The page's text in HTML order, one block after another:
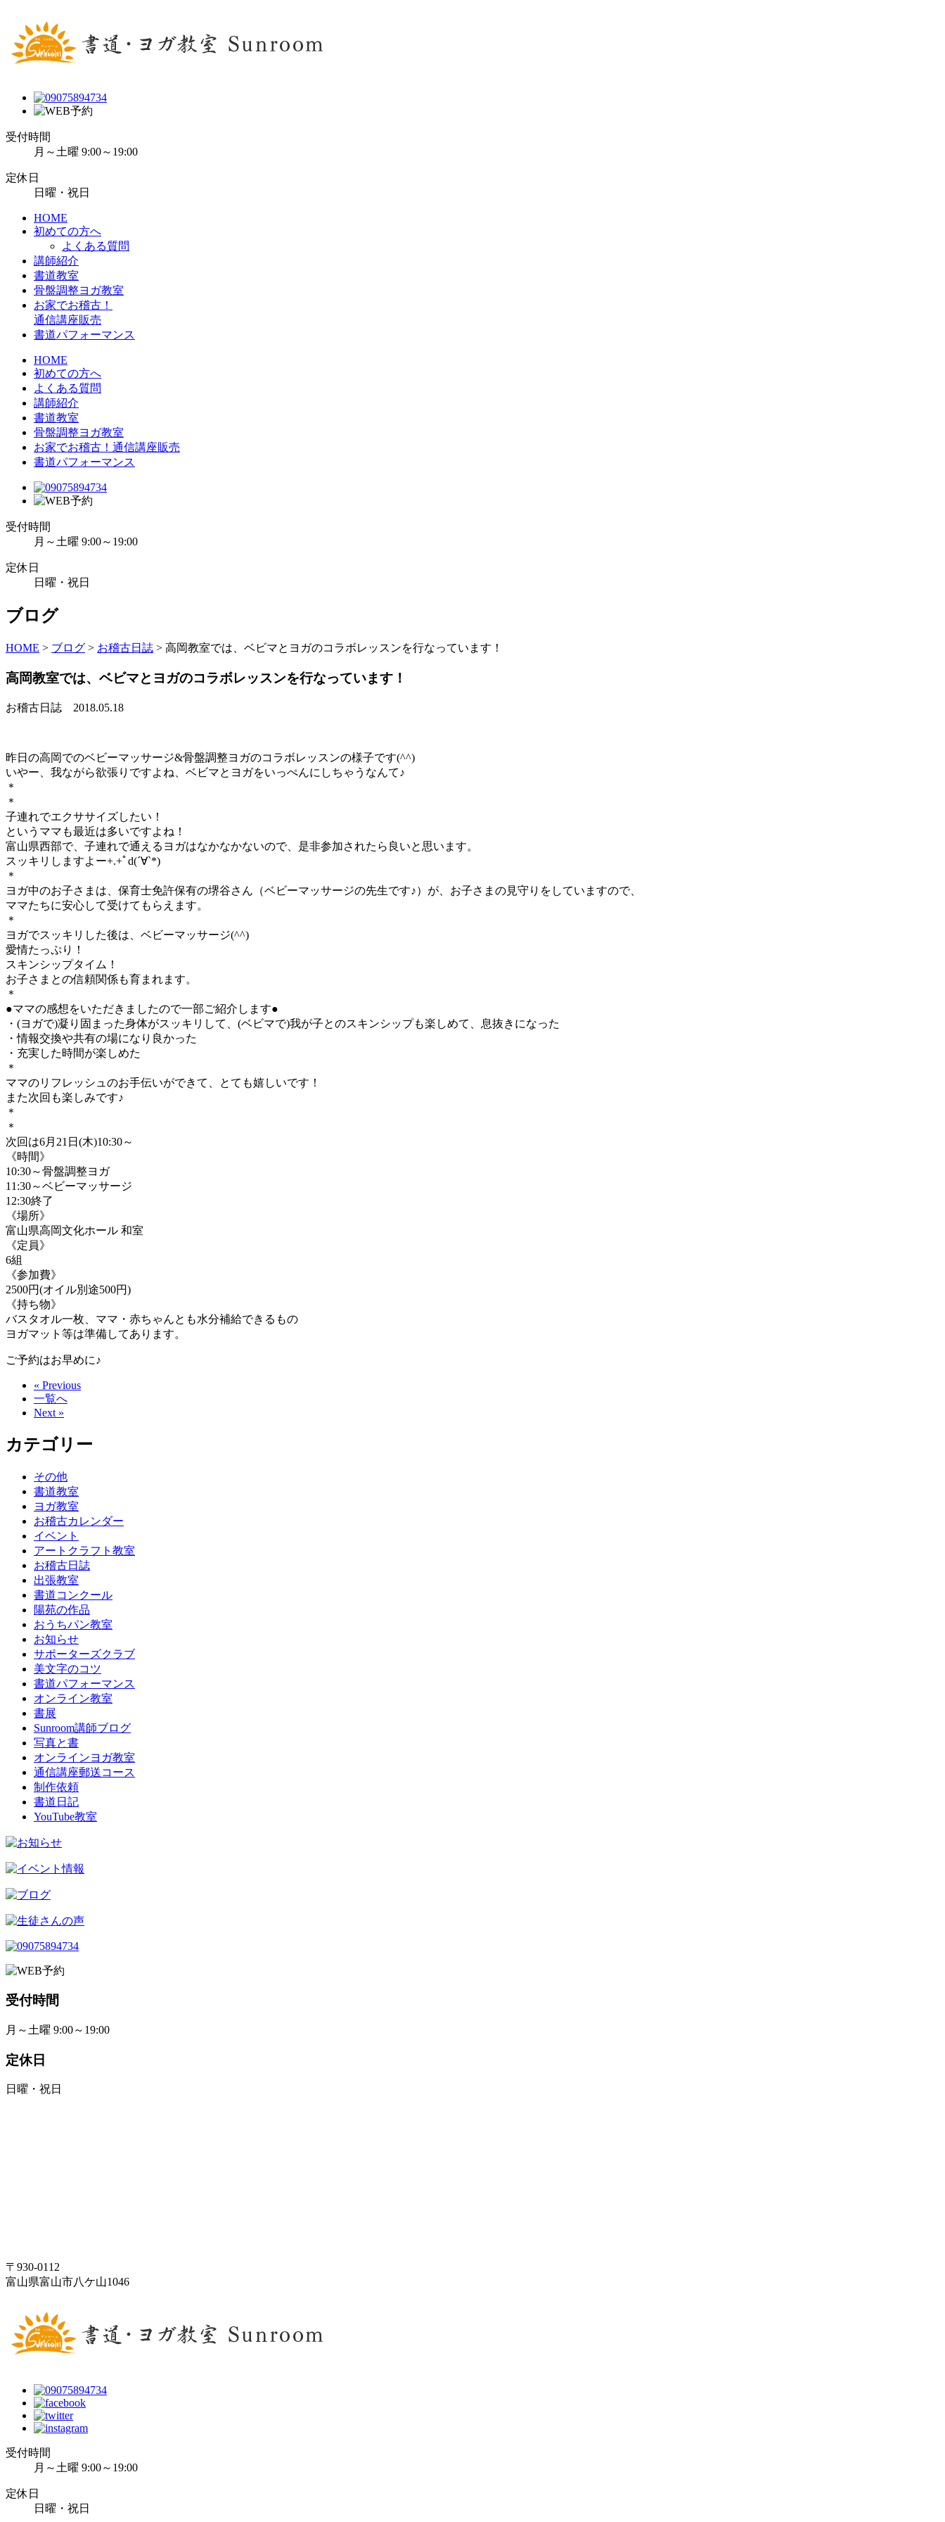
受付時間
月～土曜 9:00～19:00
定休日
日曜・祝日
HOME
初めての方へ
よくある質問
講師紹介
書道教室
骨盤調整ヨガ教室
お家でお稽古！
通信講座販売
書道パフォーマンス
HOME
初めての方へ
よくある質問
講師紹介
書道教室
骨盤調整ヨガ教室
お家でお稽古！通信講座販売
書道パフォーマンス
受付時間
月～土曜 9:00～19:00
定休日
日曜・祝日
ブログ
HOME > ブログ > お稽古日誌 > 高岡教室では、ベビマとヨガのコラボレッスンを行なっています！
高岡教室では、ベビマとヨガのコラボレッスンを行なっています！
お稽古日誌 2018.05.18
昨日の高岡でのベビーマッサージ&骨盤調整ヨガのコラボレッスンの様子です(^^)
いやー、我ながら欲張りですよね、ベビマとヨガをいっぺんにしちゃうなんて♪
＊
＊
子連れでエクササイズしたい！
というママも最近は多いですよね！
富山県西部で、子連れで通えるヨガはなかなかないので、是非参加されたら良いと思います。
スッキリしますよー+.+ﾟd(´∀`*)
＊
ヨガ中のお子さまは、保育士免許保有の堺谷さん（ベビーマッサージの先生です♪）が、お子さまの見守りをしていますので、
ママたちに安心して受けてもらえます。
＊
ヨガでスッキリした後は、ベビーマッサージ(^^)
愛情たっぷり！
スキンシップタイム！
お子さまとの信頼関係も育まれます。
＊
●ママの感想をいただきましたので一部ご紹介します●
・(ヨガで)凝り固まった身体がスッキリして、(ベビマで)我が子とのスキンシップも楽しめて、息抜きになった
・情報交換や共有の場になり良かった
・充実した時間が楽しめた
＊
ママのリフレッシュのお手伝いができて、とても嬉しいです！
また次回も楽しみです♪
＊
＊
次回は6月21日(木)10:30～
《時間》
10:30～骨盤調整ヨガ
11:30～ベビーマッサージ
12:30終了
《場所》
富山県高岡文化ホール 和室
《定員》
6組
《参加費》
2500円(オイル別途500円)
《持ち物》
バスタオル一枚、ママ・赤ちゃんとも水分補給できるもの
ヨガマット等は準備してあります。
ご予約はお早めに♪
« Previous
一覧へ
Next »
カテゴリー
その他
書道教室
ヨガ教室
お稽古カレンダー
イベント
アートクラフト教室
お稽古日誌
出張教室
書道コンクール
陽苑の作品
おうちパン教室
お知らせ
サポーターズクラブ
美文字のコツ
書道パフォーマンス
オンライン教室
書展
Sunroom講師ブログ
写真と書
オンラインヨガ教室
通信講座郵送コース
制作依頼
書道日記
YouTube教室
受付時間
月～土曜 9:00～19:00
定休日
日曜・祝日
〒930-0112
富山県富山市八ケ山1046
受付時間
月～土曜 9:00～19:00
定休日
日曜・祝日